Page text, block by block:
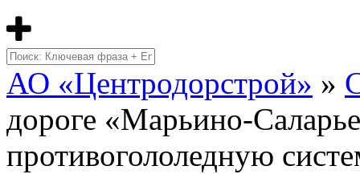
АО «Центродорстрой» »
дороге «Марьино-
противогололедную